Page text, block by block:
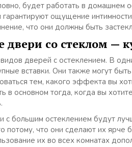
будет работать в домашнем
гарантируют ощущение
что они должны быть
со стеклом —
дверей с остеклением. В
вставки. Они также могут
тем, какого эффекта вы
в основном тогда, когда вы
с большим остеклением будут
потому, что они сделают их ярче
их во всех комнатах